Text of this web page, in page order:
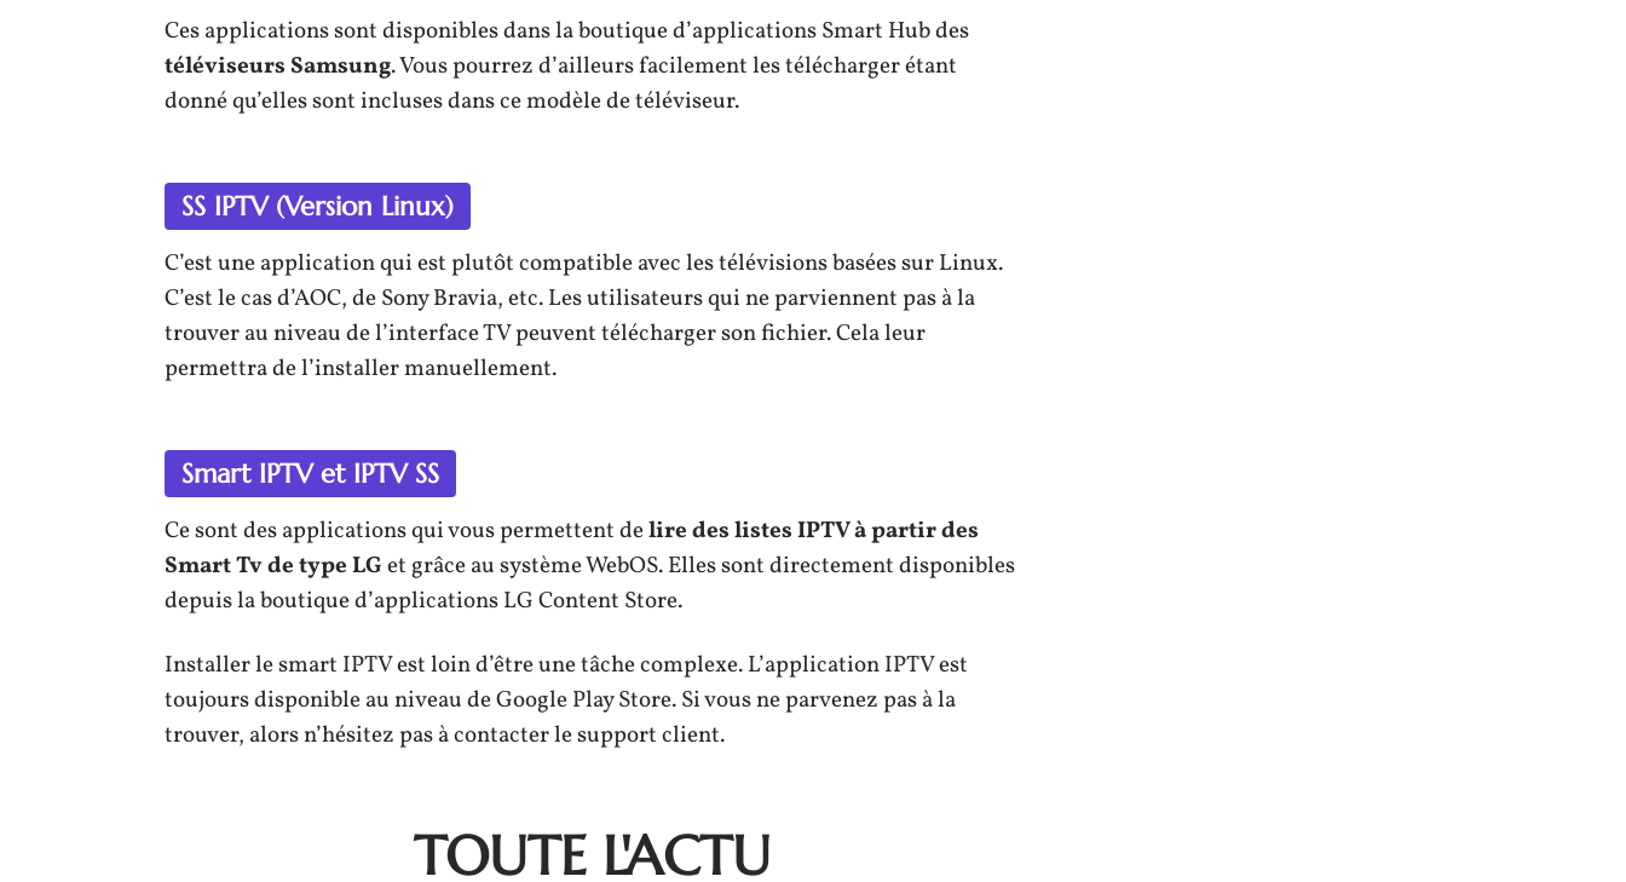
Ces applications sont disponibles dans la boutique d’applications Smart Hub des
téléviseurs Samsung. Vous pourrez d’ailleurs facilement les télécharger étant
donné qu’elles sont incluses dans ce modèle de téléviseur.
SS IPTV (Version Linux)
C’est une application qui est plutôt compatible avec les télévisions basées sur Linux.
C’est le cas d’AOC, de Sony Bravia, etc. Les utilisateurs qui ne parviennent pas à la
trouver au niveau de l’interface TV peuvent télécharger son fichier. Cela leur
permettra de l’installer manuellement.
Smart IPTV et IPTV SS
Ce sont des applications qui vous permettent delire des listes IPTV à partir des
Smart Tv de type LGet grâce au système WebOS. Elles sont directement disponibles
depuis la boutique d’applications LG Content Store.
Installer le smart IPTV est loin d’être une tâche complexe. L’application IPTV est
toujours disponible au niveau de Google Play Store. Si vous ne parvenez pas à la
trouver, alors n’hésitez pas à contacter le support client.
TOUTE L'ACTU